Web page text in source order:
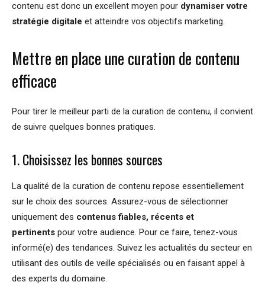
contenu est donc un excellent moyen pour dynamiser votre
stratégie digitale et atteindre vos objectifs marketing.
Mettre en place une curation de contenu
efficace
Pour tirer le meilleur parti de la curation de contenu, il convient
de suivre quelques bonnes pratiques.
1. Choisissez les bonnes sources
La qualité de la curation de contenu repose essentiellement
sur le choix des sources. Assurez-vous de sélectionner
uniquement des contenus fiables, récents et
pertinents pour votre audience. Pour ce faire, tenez-vous
informé(e) des tendances. Suivez les actualités du secteur en
utilisant des outils de veille spécialisés ou en faisant appel à
des experts du domaine.